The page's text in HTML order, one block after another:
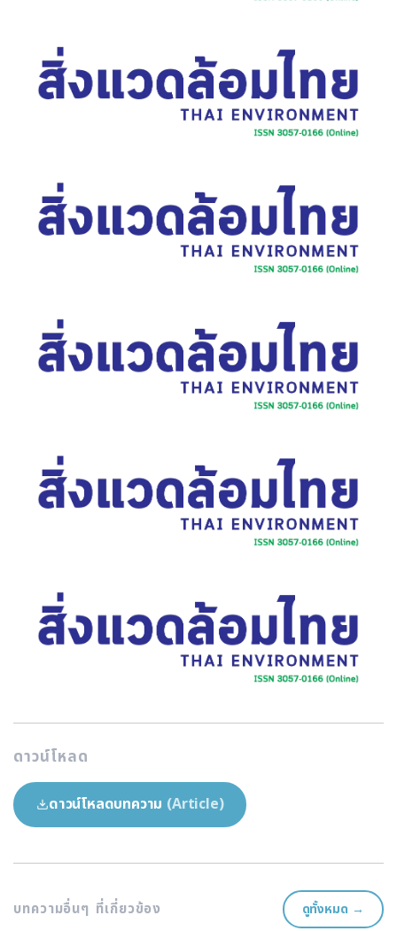
ดาวน์โหลด
ดาวน์โหลดบทความ (Article)
บทความอื่นๆ ที่เกี่ยวข้อง ดูทั้งหมด →